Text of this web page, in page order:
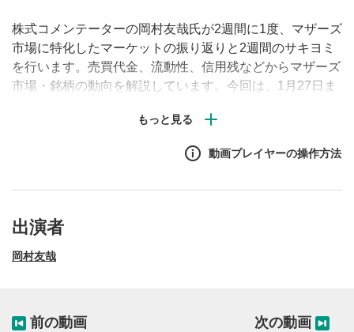
株式コメンテーターの岡村友哉氏が2週間に1度、マザーズ
市場に特化したマーケットの振り返りと2週間のサキヨミ
を行います。売買代金、流動性、信用残などからマザーズ
市場・銘柄の動向を解説しています。今回は、1月27日ま
動画プレイヤーの操作方法
出演者
岡村友哉
前の動画 次の動画